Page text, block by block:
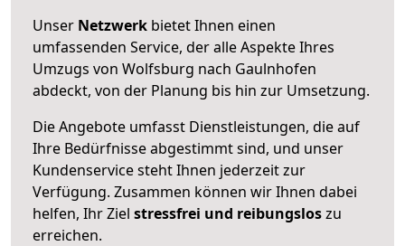
Unser Netzwerk bietet Ihnen einen
umfassenden Service, der alle Aspekte Ihres
Umzugs von Wolfsburg nach Gaulnhofen
abdeckt, von der Planung bis hin zur Umsetzung.
Die Angebote umfasst Dienstleistungen, die auf
Ihre Bedürfnisse abgestimmt sind, und unser
Kundenservice steht Ihnen jederzeit zur
Verfügung. Zusammen können wir Ihnen dabei
helfen, Ihr Ziel stressfrei und reibungsloszu
erreichen.